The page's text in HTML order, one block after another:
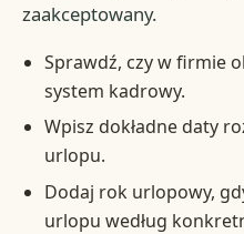
zaakceptowany.
Sprawdź, czy w firmie
system kadrowy.
Wpisz dokładne daty
urlopu.
Dodaj rok urlopowy,
urlopu według